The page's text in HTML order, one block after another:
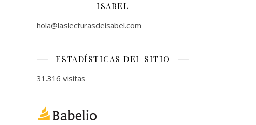
ISABEL
hola@laslecturasdeisabel.com
ESTADÍSTICAS DEL SITIO
31.316 visitas